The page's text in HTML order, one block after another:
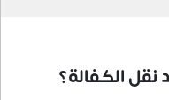
نقل الكفالة؟